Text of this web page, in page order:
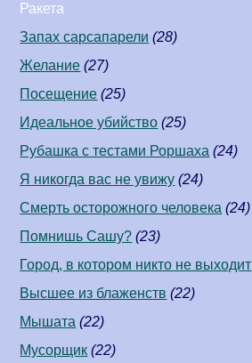
Ракета
Запах сарсапарели (28)
Желание (27)
Посещение (25)
Идеальное убийство (25)
Рубашка с тестами Роршаха (24)
Я никогда вас не увижу (24)
Смерть осторожного человека (24)
Помнишь Сашу? (23)
Город, в котором никто не выходит
Высшее из блаженств (22)
Мышата (22)
Мусорщик (22)